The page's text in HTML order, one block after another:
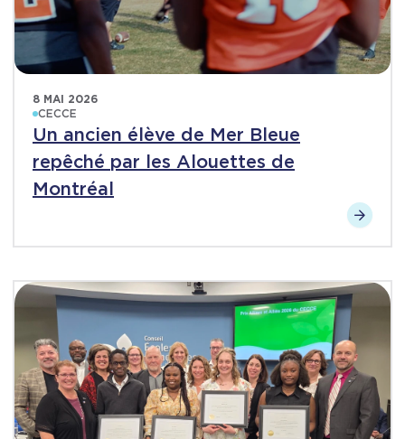
8 MAI 2026
CECCE
Un ancien élève de Mer Bleue
repêché par les Alouettes de
Montréal